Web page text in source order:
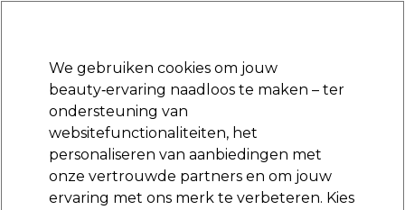
Aanmelden
Merken Deals Haar Elektra
Volgende dag geleverd*
Na verzending, maandag t/m vrijdag
We gebruiken cookies om jouw
beauty‑ervaring naadloos te maken – ter
ondersteuning van
websitefunctionaliteiten, het
personaliseren van aanbiedingen met
onze vertrouwde partners en om jouw
ervaring met ons merk te verbeteren. Kies